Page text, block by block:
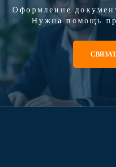
Оформление
Нужна помощь